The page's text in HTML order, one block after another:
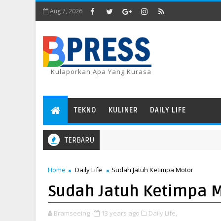
Aug 7, 2026
Kulaporkan Apa Yang Kurasa
TEKNO KULINER DAILY LIFE
TERBARU
Home Daily Life Sudah Jatuh Ketimpa Motor
Sudah Jatuh Ketimpa
Bramseeing 13 years ago Daily Life,